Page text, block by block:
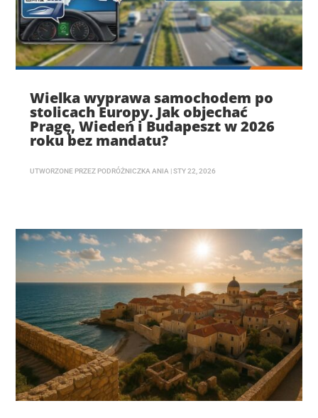
Wielka wyprawa samochodem po
stolicach Europy. Jak objechać
Pragę, Wiedeń i Budapeszt w 2026
roku bez mandatu?
UTWORZONE PRZEZ PODRÓŻNICZKA ANIA |STY 22, 2026